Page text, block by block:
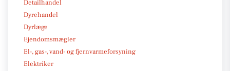
Detailhandel
Dyrehandel
Dyrlæge
Ejendomsmægler
El-, gas-, vand- og fjernvarmeforsyning
Elektriker